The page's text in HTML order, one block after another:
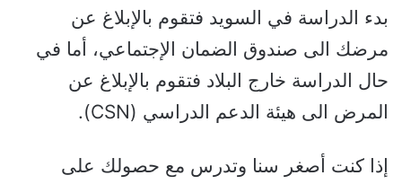
بدء الدراسة في السويد فتقوم بالإبلاغ عن
مرضك الى صندوق الضمان الإجتماعي، أما في
حال الدراسة خارج البلاد فتقوم بالإبلاغ عن
المرض الى هيئة الدعم الدراسي (CSN).
إذا كنت أصغر سنا وتدرس مع حصولك على